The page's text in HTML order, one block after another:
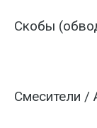
Скобы
Смесители /